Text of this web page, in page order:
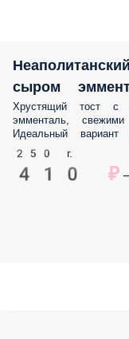
сыром
Хрустящий тост с
эмменталь,
Идеальный
250 г.
410 ₽